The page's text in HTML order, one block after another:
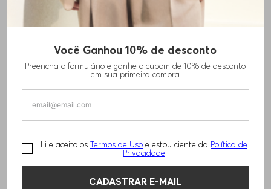
Você Ganhou 10% de desconto
Preencha o formulário e ganhe o cupom de 10% de desconto
em sua primeira compra
Li e aceito os Termos de Uso e estou ciente da Política de
Privacidade
CADASTRAR E-MAIL